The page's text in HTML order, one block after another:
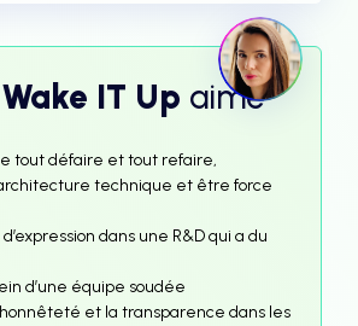
Wake IT Up aime
tout défaire et tout refaire,
technique et être force
dans une R&D qui a du
d’une équipe soudée
et la transparence dans les